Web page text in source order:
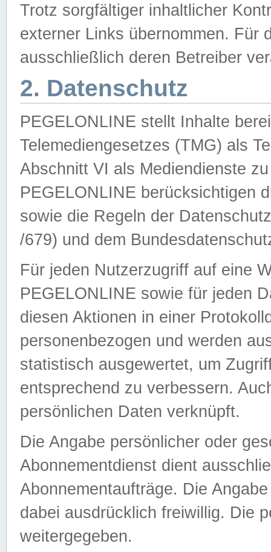
Trotz sorgfältiger inhaltlicher
externer Links übernommen. Für
ausschließlich deren Betreiber
2. Datenschutz
PEGELONLINE stellt Inhalte
Telemediengesetzes (TMG) als
Abschnitt VI als Mediendienste
PEGELONLINE berücksichtigen
sowie die Regeln der
/679) und dem
Für jeden Nutzerzugriff auf eine
PEGELONLINE sowie für jeden
diesen Aktionen in einer
personenbezogen und werden
statistisch ausgewertet, um
entsprechend zu verbessern.
persönlichen Daten verknüpft.
Die Angabe persönlicher oder
Abonnementdienst dient
Abonnementaufträge. Die
dabei ausdrücklich freiwillig. Die
weitergegeben.